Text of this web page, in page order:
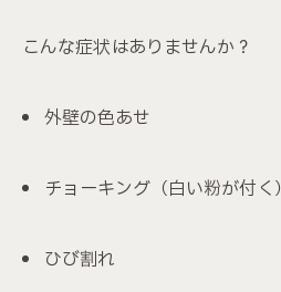
こんな症状はありませんか？
外壁の色あせ
チョーキング（白い粉が付く）
ひび割れ